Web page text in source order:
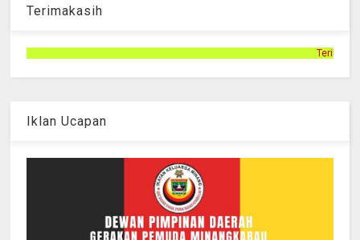
Terimakasih
Terimakasih telah mengunjungi
Iklan Ucapan